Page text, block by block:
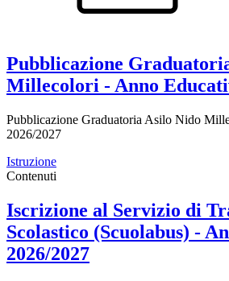
Pubblicazione
Millecolori - Anno
Pubblicazione Graduatoria Asilo Nido
2026/2027
Istruzione
Contenuti
Iscrizione al Servizio di
Scolastico (Scuolabus) -
2026/2027